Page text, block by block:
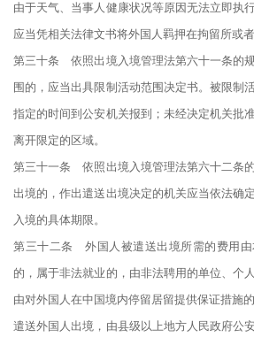
由于天气、当事人健康状况等原因无法立即执
应当凭相关法律文书将外国人羁押在拘留所或者
第三十条 依照出境入境管理法第六十一条的
围的，应当出具限制活动范围决定书。被限制
指定的时间到公安机关报到；未经决定机关批
离开限定的区域。
第三十一条 依照出境入境管理法第六十二条
出境的，作出遣送出境决定的机关应当依法确
入境的具体期限。
第三十二条 外国人被遣送出境所需的费用由
的，属于非法就业的，由非法聘用的单位、个
由对外国人在中国境内停留居留提供保证措施
遣送外国人出境，由县级以上地方人民政府公